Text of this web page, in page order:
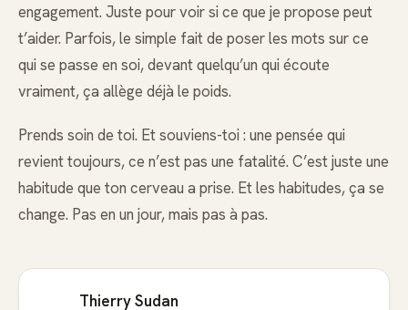
engagement. Juste pour voir si ce que je propose peut
t’aider. Parfois, le simple fait de poser les mots sur ce
qui se passe en soi, devant quelqu’un qui écoute
vraiment, ça allège déjà le poids.
Prends soin de toi. Et souviens-toi : une pensée qui
revient toujours, ce n’est pas une fatalité. C’est juste une
habitude que ton cerveau a prise. Et les habitudes, ça se
change. Pas en un jour, mais pas à pas.
Thierry Sudan